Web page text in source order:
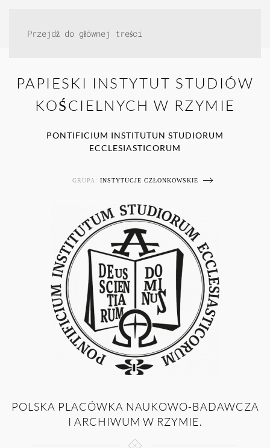
Przejdź do głównej treści
PAPIESKI INSTYTUT STUDIÓW
KOŚCIELNYCH W RZYMIE
PONTIFICIUM INSTITUTUN STUDIORUM
ECCLESIASTICORUM
GRUPA: INSTYTUCJE CZŁONKOWSKIE
POLSKA PLACÓWKA NAUKOWO-BADAWCZA
I ARCHIWUM W RZYMIE.